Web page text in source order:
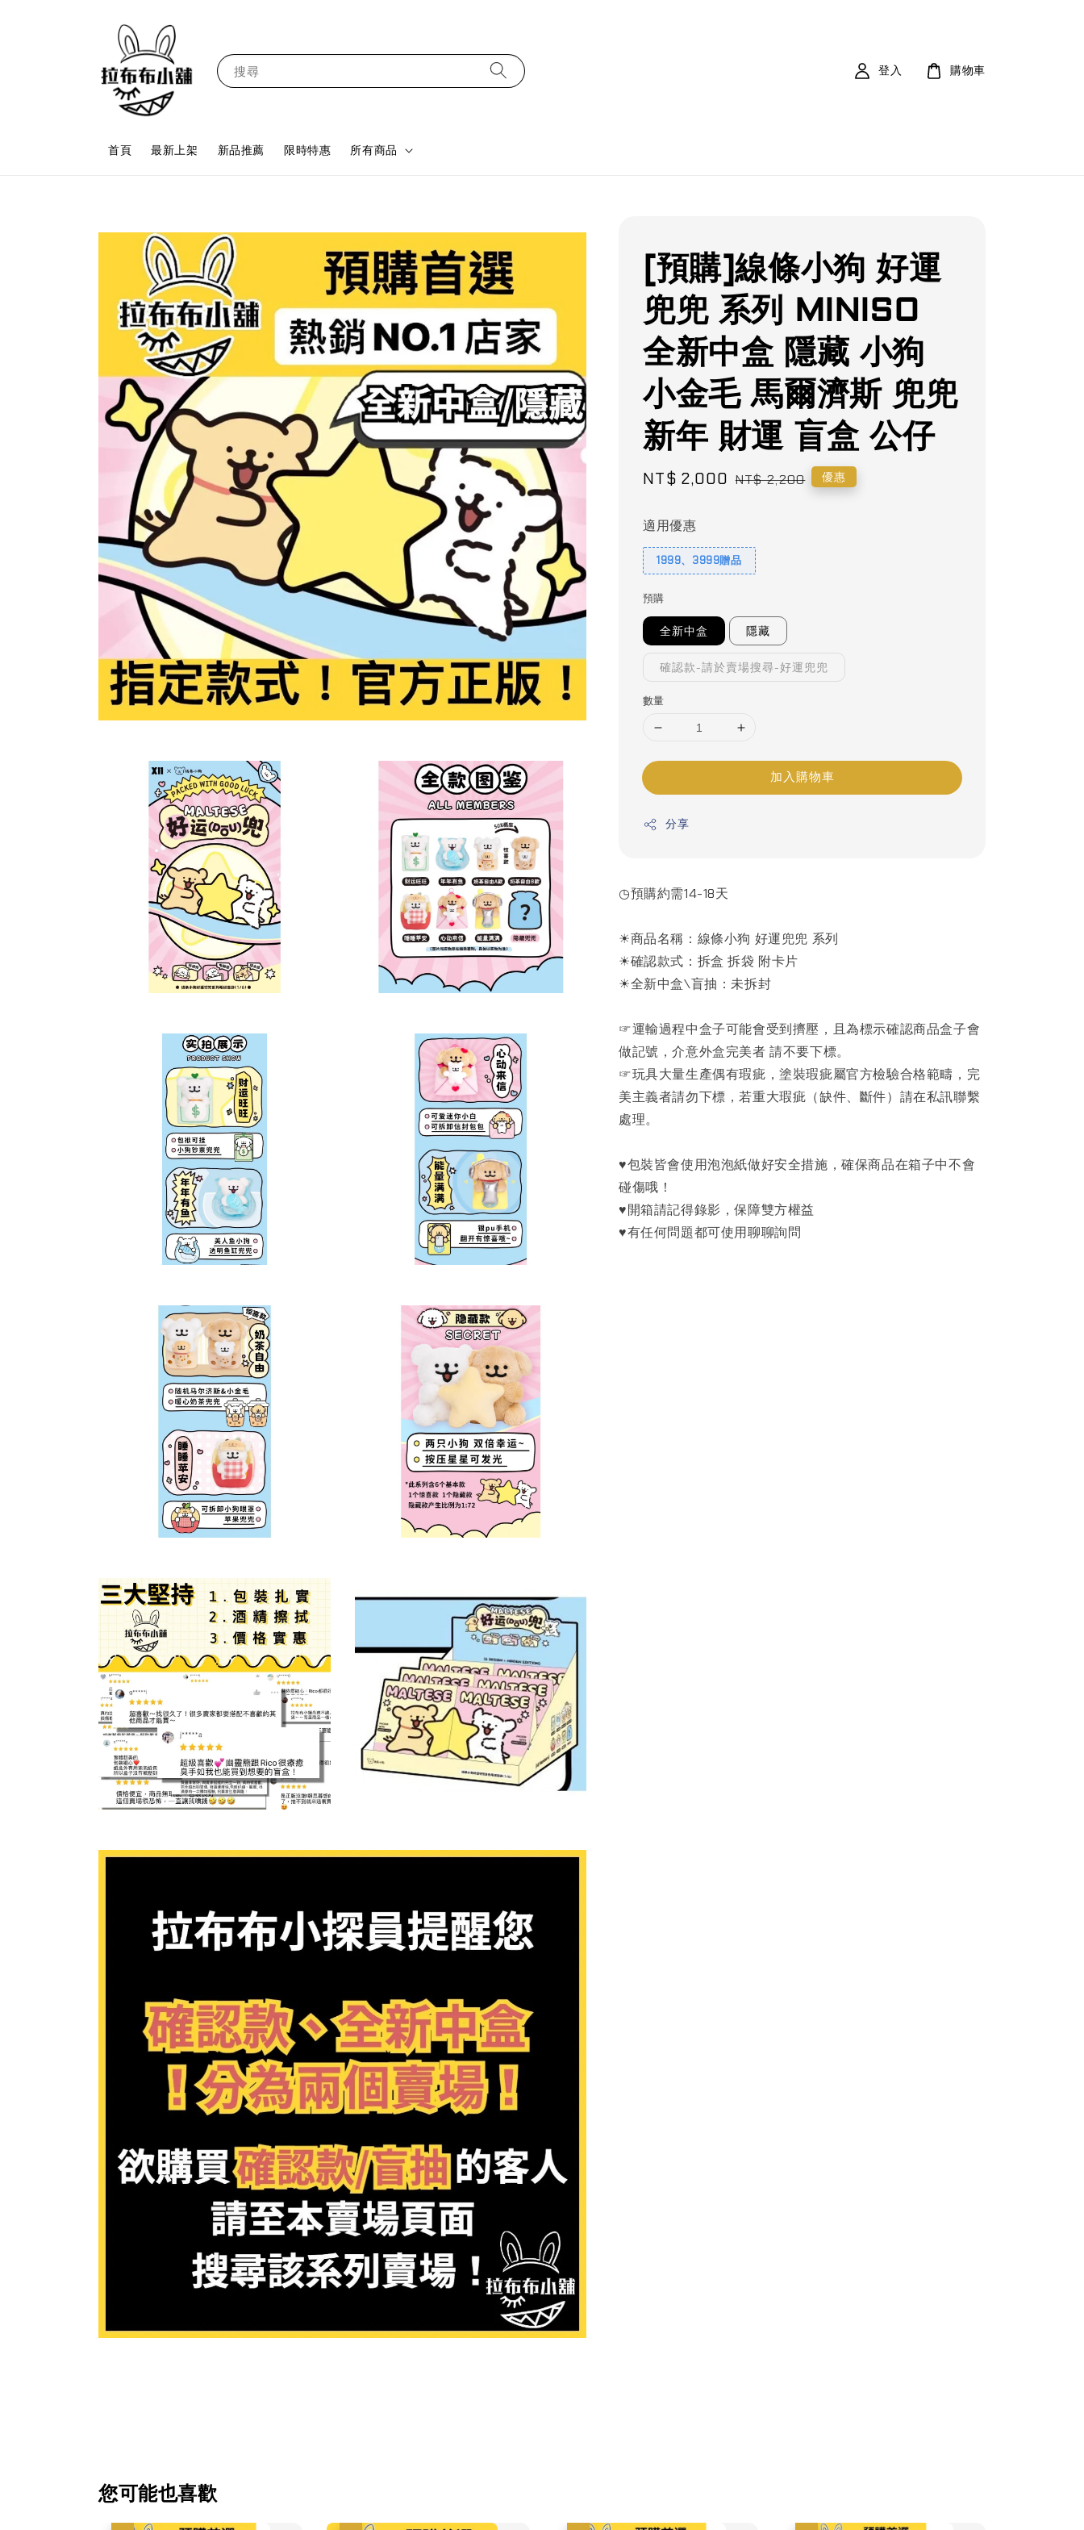
搜尋
首頁 最新上架 新品推薦 限時特惠 所有商品
登入 購物車
[預購]線條小狗 好運
兜兜 系列 MINISO
全新中盒 隱藏 小狗
小金毛 馬爾濟斯 兜兜
新年 財運 盲盒 公仔
Sale
NT$ 2,000 Regular
NT$ 2,200 優惠
適用優惠
1999、3999贈品
預購
全新中盒 隱藏
確認款-請於賣場搜尋-好運兜兜
數量
加入購物車
分享
◷預購約需14-18天
☀商品名稱：線條小狗 好運兜兜 系列
☀確認款式：拆盒 拆袋 附卡片
☀全新中盒\盲抽：未拆封
☞運輸過程中盒子可能會受到擠壓，且為標示確認商品盒子會
做記號，介意外盒完美者 請不要下標。
☞玩具大量生產偶有瑕疵，塗裝瑕疵屬官方檢驗合格範疇，完
美主義者請勿下標，若重大瑕疵（缺件、斷件）請在私訊聯繫
處理。
♥包裝皆會使用泡泡紙做好安全措施，確保商品在箱子中不會
碰傷哦！
♥開箱請記得錄影，保障雙方權益
♥有任何問題都可使用聊聊詢問
您可能也喜歡